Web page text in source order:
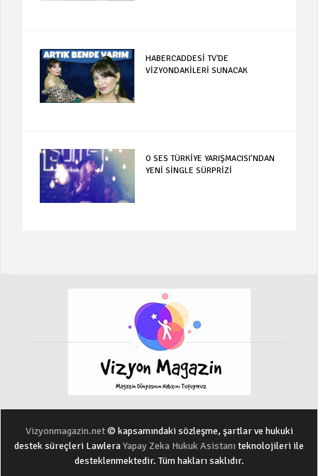
HABERCADDESİ TV'DE
VİZYONDAKİLERİ SUNACAK
O SES TÜRKİYE YARIŞMACISI’NDAN
YENİ SİNGLE SÜRPRİZİ
Vizyonmagazin.net© kapsamındaki sözleşme, şartlar ve hukuki
destek süreçleri LawleraYapay Zeka Hukuk Asistanı teknolojileri ile
desteklenmektedir. Tüm hakları saklıdır.